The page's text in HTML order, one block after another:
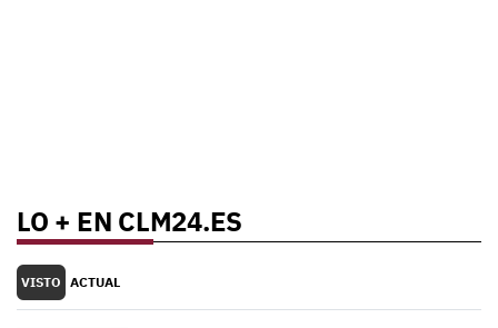
LO + EN CLM24.ES
VISTO ACTUAL